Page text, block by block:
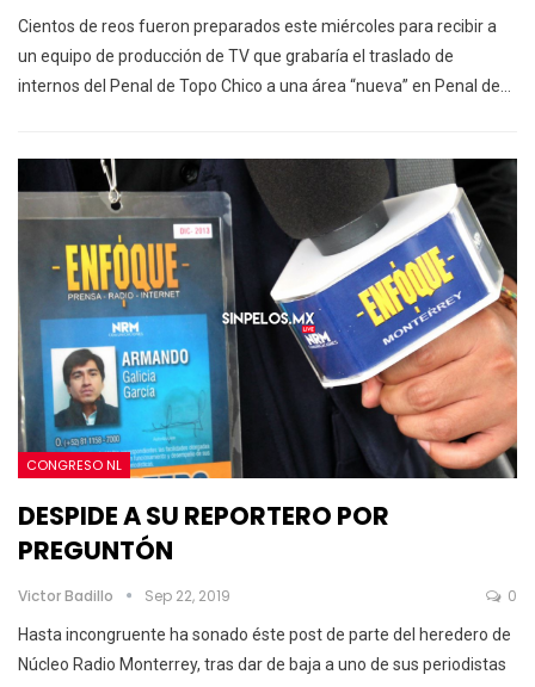
Cientos de reos fueron preparados este miércoles para recibir a
un equipo de producción de TV que grabaría el traslado de
internos del Penal de Topo Chico a una área “nueva” en Penal de…
CONGRESO NL
DESPIDE A SU REPORTERO POR
PREGUNTÓN
Victor Badillo Sep 22, 2019 0
Hasta incongruente ha sonado éste post de parte del heredero de
Núcleo Radio Monterrey, tras dar de baja a uno de sus periodistas